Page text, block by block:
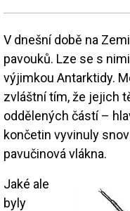
V dnešní době na
pavouků. Lze se s
výjimkou Antarktidy.
zvláštní tím, že jejich
oddělených částí –
končetin vyvinuly
pavučinová vlákna.
Jaké ale
byly